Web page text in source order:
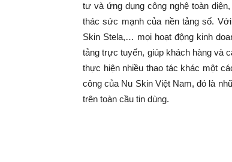
tư và ứng dụng công nghệ toàn
thác sức mạnh của nền tảng số.
Skin Stela,… mọi hoạt động kinh
tảng trực tuyến, giúp khách hàng và
thực hiện nhiều thao tác khác một
công của Nu Skin Việt Nam, đó là
trên toàn cầu tin dùng.